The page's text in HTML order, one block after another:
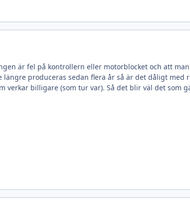
är fel på kontrollern eller motorblocket och att
produceras sedan flera år så är det dåligt med
verkar billigare (som tur var). Så det blir väl det som